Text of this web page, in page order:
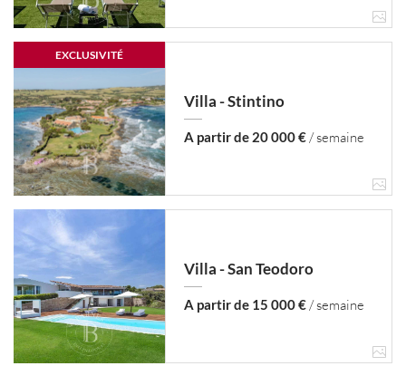
EXCLUSIVITÉ
Villa - Stintino
A partir de 20 000 €/ semaine
Villa - San Teodoro
A partir de 15 000 €/ semaine